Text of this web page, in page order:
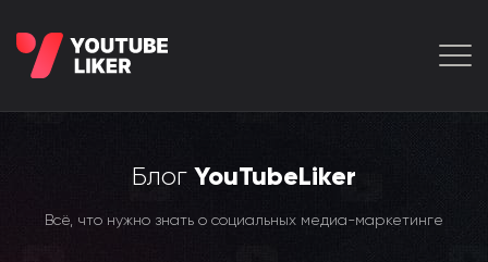
Блог YouTubeLiker
Всё, что нужно знать о социальных медиа-маркетинге